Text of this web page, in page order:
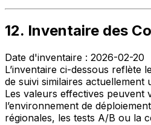
12. Inventaire des
Date d'inventaire : 2026-02-20
L’inventaire ci-dessous reflète
de suivi similaires actuellement
Les valeurs effectives peuvent
l’environnement de
régionales, les tests A/B ou la